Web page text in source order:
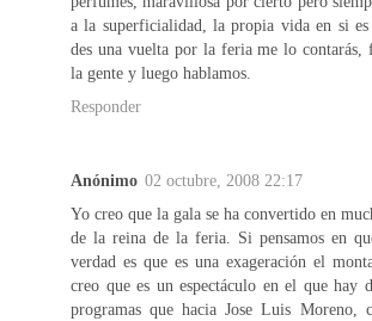
a la superficialidad, la propia vida en si
des una vuelta por la feria me lo contarás,
la gente y luego hablamos.
Responder
Anónimo 02 octubre, 2008 22:17
Yo creo que la gala se ha convertido en
de la reina de la feria. Si pensamos en
verdad es que es una exageración el
creo que es un espectáculo en el que hay
programas que hacia Jose Luis Moreno,